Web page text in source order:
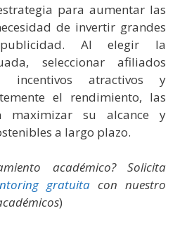
para aumentar las
de invertir grandes
Al elegir la
seleccionar afiliados
incentivos atractivos y
el rendimiento, las
maximizar su alcance y
a largo plazo.
académico? Solicita
gratuitacon nuestro
)